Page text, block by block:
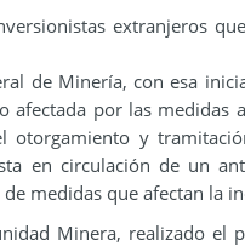
extranjeros
de Minería, con esa
afectada por las
otorgamiento y
en circulación de un
medidas que afectan la
Minera, realizado el